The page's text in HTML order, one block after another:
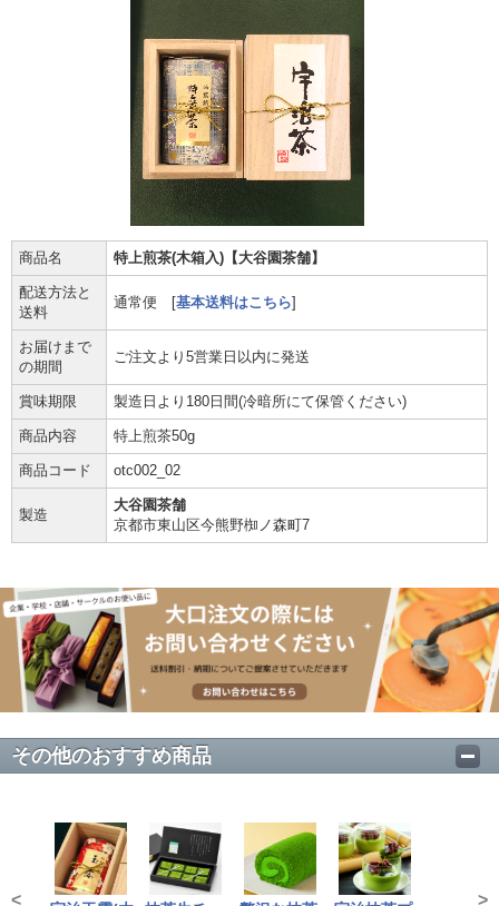
商品名 特上煎茶(木箱入)【大谷園茶舗】
配送方法と
送料
通常便 [基本送料はこちら]
お届けまで
の期間
ご注文より5営業日以内に発送
賞味期限 製造日より180日間(冷暗所にて保管ください)
商品内容 特上煎茶50g
商品コード otc002_02
製造
大谷園茶舗
京都市東山区今熊野椥ノ森町7
その他のおすすめ商品
< >